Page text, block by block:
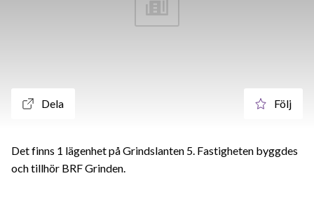
Dela Följ
Det finns 1 lägenhet på Grindslanten 5. Fastigheten byggdes
och tillhör BRF Grinden.